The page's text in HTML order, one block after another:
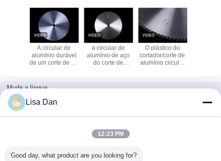
A circular de
alumínio durável
de um corte de 18
pontas ultra duras
a circular de
alumínio de aço
do corte de
O plástico do
cortador/corte de
alumínio circular
Mude a língua
PortugueseLisa Dan
12:23 PM
Good day, what product are you looking for?